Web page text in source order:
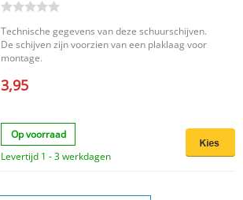
Technische gegevens van deze schuurschijven.
De schijven zijn voorzien van een plaklaag voor
montage.
3,95
Op voorraad
Levertijd 1 - 3 werkdagen